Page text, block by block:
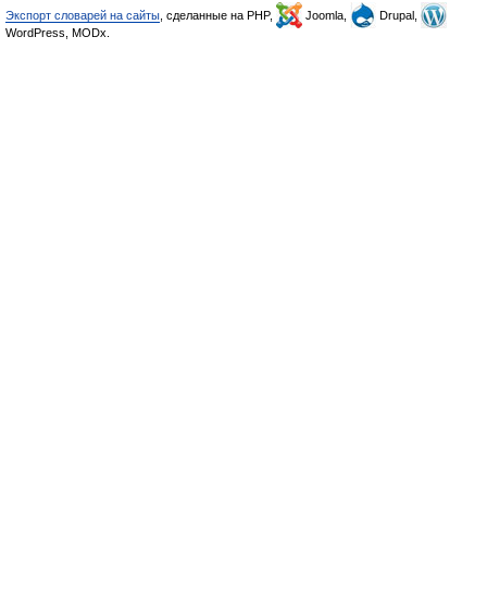
Экспорт словарей на сайты , сделанные на PHP, Joomla,
Drupal,
WordPress, MODx.